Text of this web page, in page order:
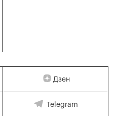
Дзен
Telegram